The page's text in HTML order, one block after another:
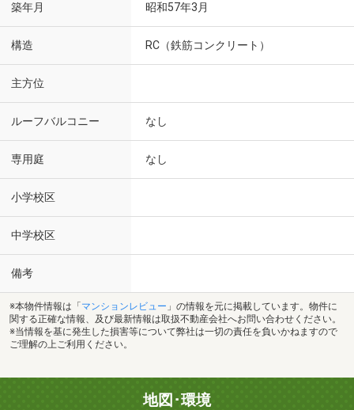
築年月 昭和57年3月
構造 RC（鉄筋コンクリート）
主方位
ルーフバルコニー なし
専用庭 なし
小学校区
中学校区
備考
※本物件情報は「 マンションレビュー 」の情報を元に掲載しています。物件に
関する正確な情報、及び最新情報は取扱不動産会社へお問い合わせください。
※当情報を基に発生した損害等について弊社は一切の責任を負いかねますので
ご理解の上ご利用ください。
地図･環境